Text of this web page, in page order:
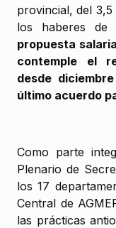
provincial, del
los haberes de
propuesta
contemple el
desde
último acuerdo
Como parte
Plenario de
los 17
Central de
las prácticas